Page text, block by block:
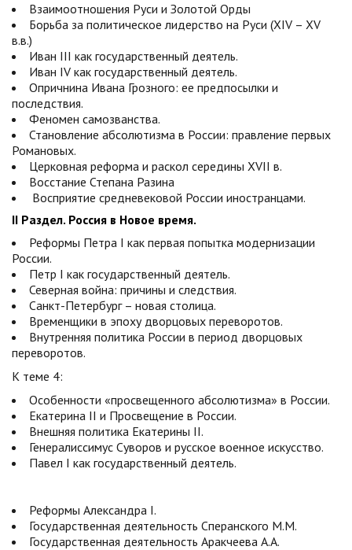
Взаимоотношения Руси и Золотой Орды
Борьба за политическое лидерство на Руси (XIV – XV
в.в.)
Иван III как государственный деятель.
Иван IV как государственный деятель.
Опричнина Ивана Грозного: ее предпосылки и
последствия.
Феномен самозванства.
Становление абсолютизма в России: правление первых
Романовых.
Церковная реформа и раскол середины XVII в.
Восстание Степана Разина
Восприятие средневековой России иностранцами.
II Раздел. Россия в Новое время.
Реформы Петра I как первая попытка модернизации
России.
Петр I как государственный деятель.
Северная война: причины и следствия.
Санкт-Петербург – новая столица.
Временщики в эпоху дворцовых переворотов.
Внутренняя политика России в период дворцовых
переворотов.
К теме 4:
Особенности «просвещенного абсолютизма» в России.
Екатерина II и Просвещение в России.
Внешняя политика Екатерины II.
Генералиссимус Суворов и русское военное искусство.
Павел I как государственный деятель.
Реформы Александра I.
Государственная деятельность Сперанского М.М.
Государственная деятельность Аракчеева А.А.